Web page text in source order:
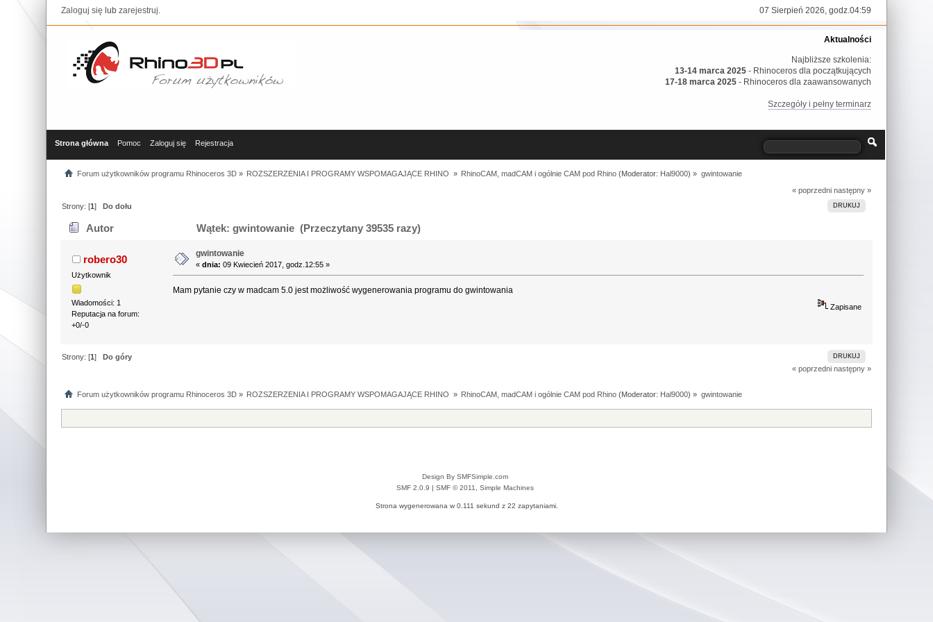
Zaloguj się lubzarejestruj. 07 Sierpień 2026, godz.04:59
Aktualności
Najbliższe szkolenia:
13-14 marca 2025 - Rhinoceros dla początkujących
17-18 marca 2025 - Rhinoceros dla zaawansowanych
Szczegóły i pełny terminarz
Strona główna Pomoc Zaloguj się Rejestracja
Forum użytkowników programu Rhinoceros 3D» ROZSZERZENIA I PROGRAMY WSPOMAGAJĄCE RHINO » RhinoCAM, madCAM i ogólnie CAM pod Rhino (Moderator: Hal9000) » gwintowanie
« poprzedni następny »
DRUKUJ
Strony: [1]Do dołu
Autor Wątek: gwintowanie (Przeczytany 39535 razy)
robero30
Użytkownik
Wiadomości: 1
Reputacja na forum:
+0/-0
gwintowanie
« dnia: 09 Kwiecień 2017, godz.12:55 »
Mam pytanie czy w madcam 5.0 jest możliwość wygenerowania programu do gwintowania
Zapisane
DRUKUJ
Strony: [1]Do góry
« poprzedni następny »
Forum użytkowników programu Rhinoceros 3D» ROZSZERZENIA I PROGRAMY WSPOMAGAJĄCE RHINO » RhinoCAM, madCAM i ogólnie CAM pod Rhino (Moderator: Hal9000) » gwintowanie
Design By SMFSimple.com
SMF 2.0.9
SMF © 2011, Simple Machines
Strona wygenerowana w 0.111 sekund z 22 zapytaniami.